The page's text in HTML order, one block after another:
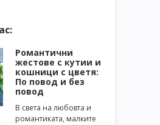
Романтични
жестове с кутии и
кошници с цветя:
По повод и без
повод
В света на любовта и
романтиката, малките